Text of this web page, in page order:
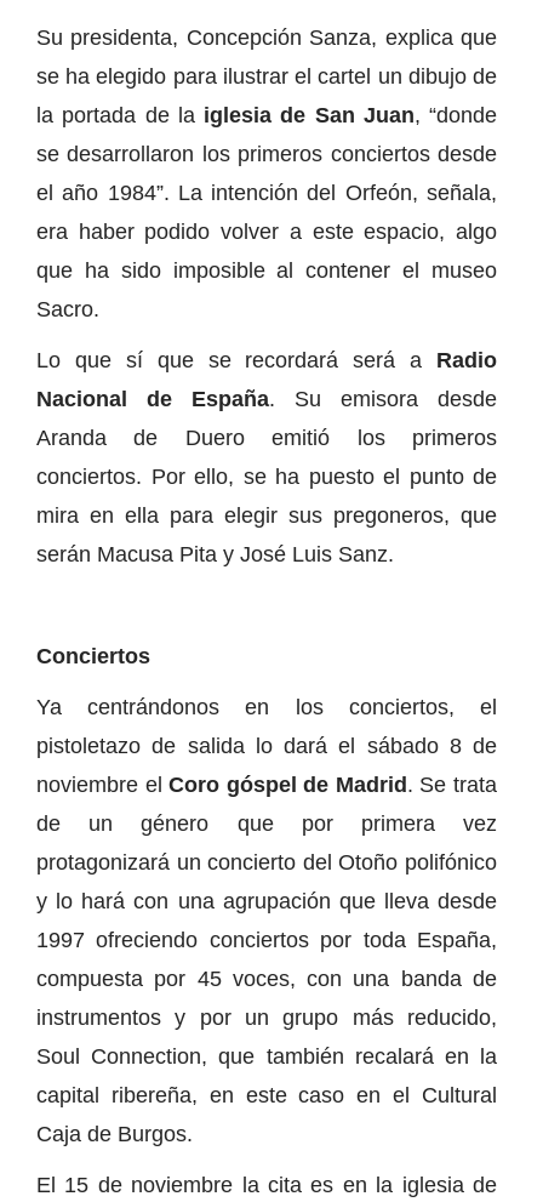
Su presidenta, Concepción Sanza, explica que
se ha elegido para ilustrar el cartel un dibujo de
la portada de la iglesia de San Juan, “donde
se desarrollaron los primeros conciertos desde
el año 1984”. La intención del Orfeón, señala,
era haber podido volver a este espacio, algo
que ha sido imposible al contener el museo
Sacro.
Lo que sí que se recordará será a Radio
Nacional de España. Su emisora desde
Aranda de Duero emitió los primeros
conciertos. Por ello, se ha puesto el punto de
mira en ella para elegir sus pregoneros, que
serán Macusa Pita y José Luis Sanz.
Conciertos
Ya centrándonos en los conciertos, el
pistoletazo de salida lo dará el sábado 8 de
noviembre elCoro góspel de Madrid. Se trata
de un género que por primera vez
protagonizará un concierto del Otoño polifónico
y lo hará con una agrupación que lleva desde
1997 ofreciendo conciertos por toda España,
compuesta por 45 voces, con una banda de
instrumentos y por un grupo más reducido,
Soul Connection, que también recalará en la
capital ribereña, en este caso en el Cultural
Caja de Burgos.
El 15 de noviembre la cita es en la iglesia de